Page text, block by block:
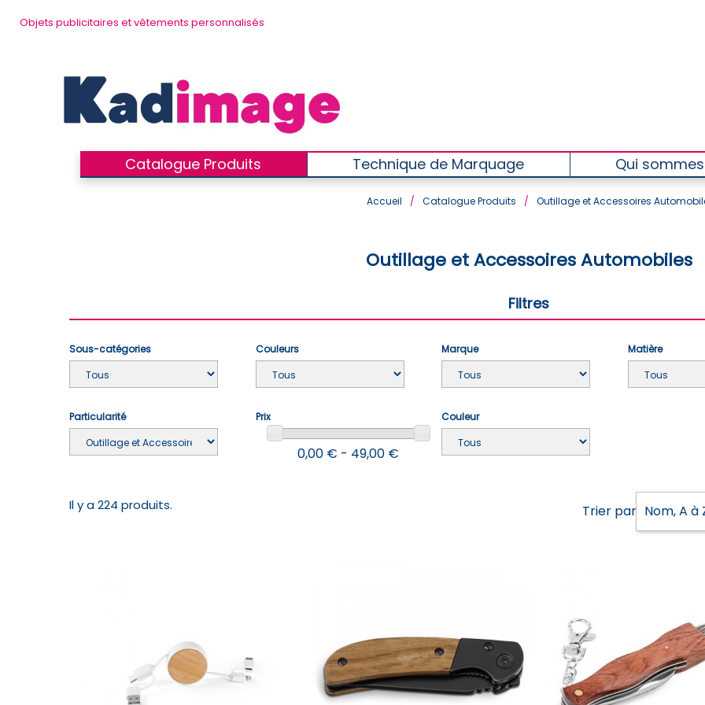
Objets publicitaires et vêtements personnalisés
Catalogue Produits Technique de Marquage Qui
Accueil / Catalogue Produits / Outillage et Accessoires
Outillage et Accessoires Automobiles
Filtres
Sous-catégories Couleurs Marque Matière
Particularité Prix
0,00 € - 49,00 €
Couleur
Il y a 224 produits. Trier par : Nom, A à